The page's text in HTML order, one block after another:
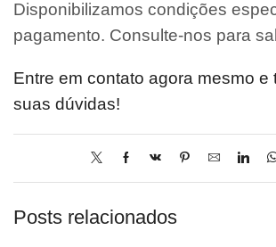
Disponibilizamos condições
pagamento. Consulte-nos para
Entre em contato agora mesmo e
suas dúvidas!
Posts relacionados